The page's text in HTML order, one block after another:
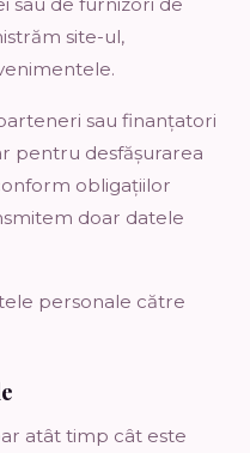
site-ul,
sau finanțatori
pentru desfășurarea
obligațiilor
doar datele
personale către
atât timp cât este